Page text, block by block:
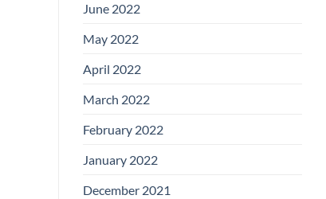
June 2022
May 2022
April 2022
March 2022
February 2022
January 2022
December 2021